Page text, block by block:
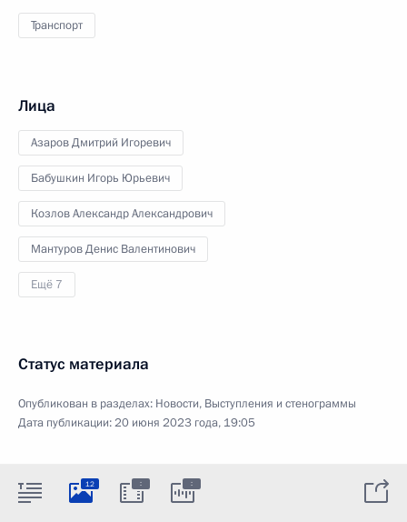
Транспорт
Лица
Азаров Дмитрий Игоревич
Бабушкин Игорь Юрьевич
Козлов Александр Александрович
Мантуров Денис Валентинович
Ещё 7
Статус материала
Опубликован в разделах: Новости, Выступления и стенограммы
Дата публикации:20 июня 2023 года, 19:05
12 : :